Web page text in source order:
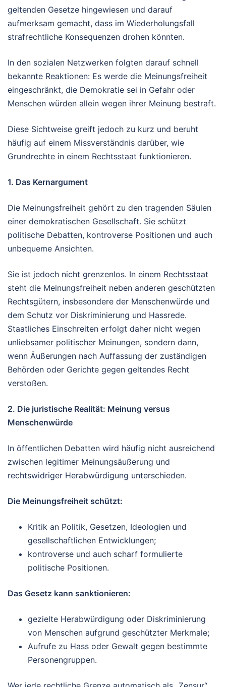
geltenden Gesetze hingewiesen und darauf
aufmerksam gemacht, dass im Wiederholungsfall
strafrechtliche Konsequenzen drohen könnten.
In den sozialen Netzwerken folgten darauf schnell
bekannte Reaktionen: Es werde die Meinungsfreiheit
eingeschränkt, die Demokratie sei in Gefahr oder
Menschen würden allein wegen ihrer Meinung bestraft.
Diese Sichtweise greift jedoch zu kurz und beruht
häufig auf einem Missverständnis darüber, wie
Grundrechte in einem Rechtsstaat funktionieren.
1. Das Kernargument
Die Meinungsfreiheit gehört zu den tragenden Säulen
einer demokratischen Gesellschaft. Sie schützt
politische Debatten, kontroverse Positionen und auch
unbequeme Ansichten.
Sie ist jedoch nicht grenzenlos. In einem Rechtsstaat
steht die Meinungsfreiheit neben anderen geschützten
Rechtsgütern, insbesondere der Menschenwürde und
dem Schutz vor Diskriminierung und Hassrede.
Staatliches Einschreiten erfolgt daher nicht wegen
unliebsamer politischer Meinungen, sondern dann,
wenn Äußerungen nach Auffassung der zuständigen
Behörden oder Gerichte gegen geltendes Recht
verstoßen.
2. Die juristische Realität: Meinung versus
Menschenwürde
In öffentlichen Debatten wird häufig nicht ausreichend
zwischen legitimer Meinungsäußerung und
rechtswidriger Herabwürdigung unterschieden.
Die Meinungsfreiheit schützt:
Kritik an Politik, Gesetzen, Ideologien und
gesellschaftlichen Entwicklungen;
kontroverse und auch scharf formulierte
politische Positionen.
Das Gesetz kann sanktionieren:
gezielte Herabwürdigung oder Diskriminierung
von Menschen aufgrund geschützter Merkmale;
Aufrufe zu Hass oder Gewalt gegen bestimmte
Personengruppen.